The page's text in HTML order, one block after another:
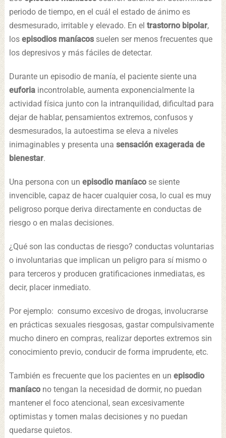
periodo de tiempo, en el cuál el estado de ánimo es
desmesurado, irritable y elevado. En el trastorno bipolar,
los episodios maníacossuelen ser menos frecuentes que
los depresivos y más fáciles de detectar.
Durante un episodio de manía, el paciente siente una
euforiaincontrolable, aumenta exponencialmente la
actividad física junto con la intranquilidad, dificultad para
dejar de hablar, pensamientos extremos, confusos y
desmesurados, la autoestima se eleva a niveles
inimaginables y presenta una sensación exagerada de
bienestar.
Una persona con un episodio maníacose siente
invencible, capaz de hacer cualquier cosa, lo cual es muy
peligroso porque deriva directamente en conductas de
riesgo o en malas decisiones.
¿Qué son las conductas de riesgo? conductas voluntarias
o involuntarias que implican un peligro para sí mismo o
para terceros y producen gratificaciones inmediatas, es
decir, placer inmediato.
Por ejemplo: consumo excesivo de drogas, involucrarse
en prácticas sexuales riesgosas, gastar compulsivamente
mucho dinero en compras, realizar deportes extremos sin
conocimiento previo, conducir de forma imprudente, etc.
También es frecuente que los pacientes en un episodio
maníacono tengan la necesidad de dormir, no puedan
mantener el foco atencional, sean excesivamente
optimistas y tomen malas decisiones y no puedan
quedarse quietos.